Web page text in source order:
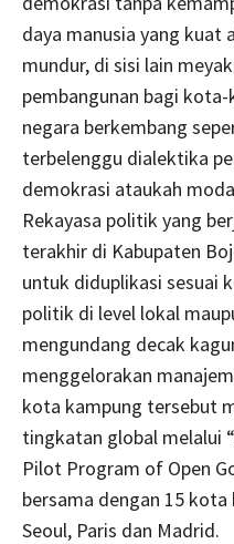
daya manusia yang kuat
mundur, di sisi lain
pembangunan bagi
negara berkembang
terbelenggu dialektika
demokrasi ataukah
Rekayasa politik yang
terakhir di Kabupaten
untuk diduplikasi sesuai
politik di level lokal
mengundang decak
menggelorakan
kota kampung tersebut
tingkatan global melalui
Pilot Program of Open
bersama dengan 15
Seoul, Paris dan Madrid.